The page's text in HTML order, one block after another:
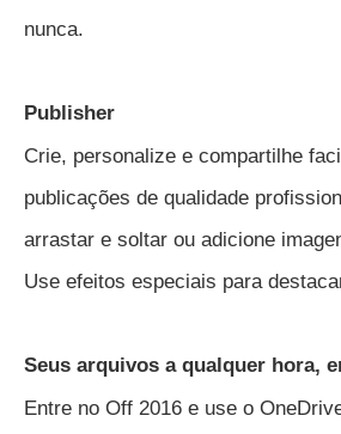
nunca.
Publisher
Crie, personalize e compartilhe
publicações de qualidade
arrastar e soltar ou adicione
Use efeitos especiais para
Seus arquivos a qualquer hora,
Entre no Off 2016 e use o